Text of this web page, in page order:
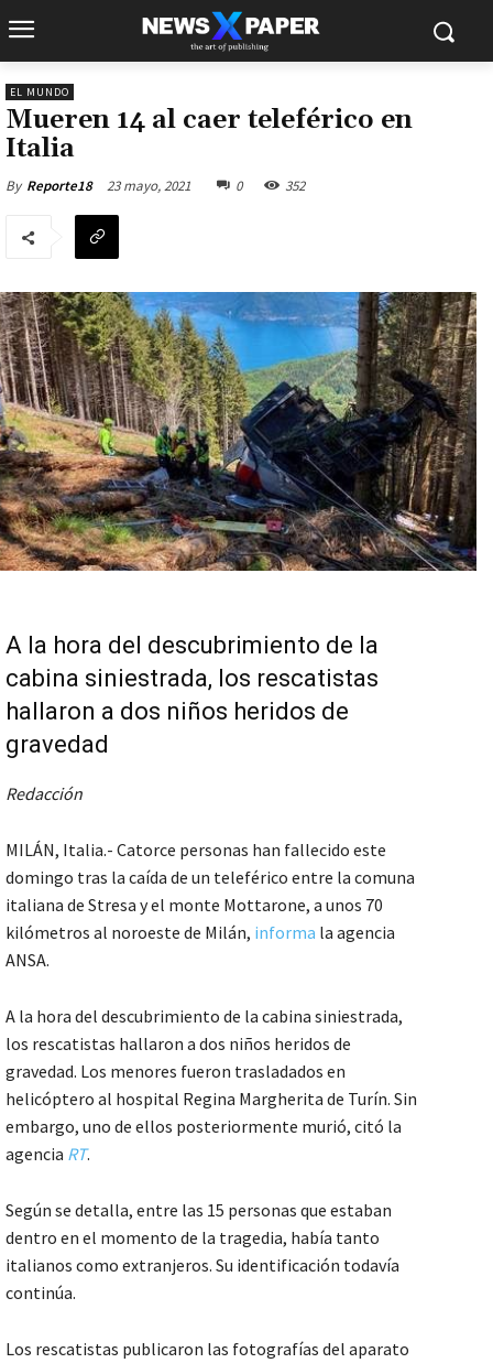
EL MUNDO
Mueren 14 al caer teleférico en
Italia
By Reporte18 23 mayo, 2021 0 352
A la hora del descubrimiento de la
cabina siniestrada, los rescatistas
hallaron a dos niños heridos de
gravedad
Redacción
MILÁN, Italia.- Catorce personas han fallecido este
domingo tras la caída de un teleférico entre la comuna
italiana de Stresa y el monte Mottarone, a unos 70
kilómetros al noroeste de Milán, informa la agencia
ANSA.
A la hora del descubrimiento de la cabina siniestrada,
los rescatistas hallaron a dos niños heridos de
gravedad. Los menores fueron trasladados en
helicóptero al hospital Regina Margherita de Turín. Sin
embargo, uno de ellos posteriormente murió, citó la
agencia RT.
Según se detalla, entre las 15 personas que estaban
dentro en el momento de la tragedia, había tanto
italianos como extranjeros. Su identificación todavía
continúa.
Los rescatistas publicaron las fotografías del aparato